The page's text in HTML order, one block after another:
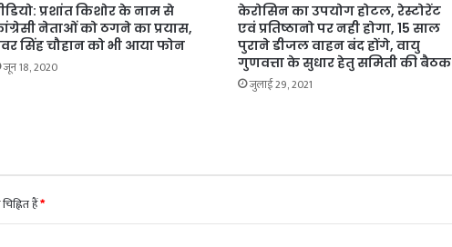
प्रशांत किशोर के नाम से
नेताओं को ठगने का प्रयास,
सिंह चौहान को भी आया फोन
जून 18, 2020
केरोसिन का उपयोग होटल, रेस्टोरेंट
एवं प्रतिष्ठानो पर नही होगा, 15 साल
पुराने डीजल वाहन बंद होंगे, वायु
गुणवत्ता के सुधार हेतु समिती की बैठक
जुलाई 29, 2021
हैं*